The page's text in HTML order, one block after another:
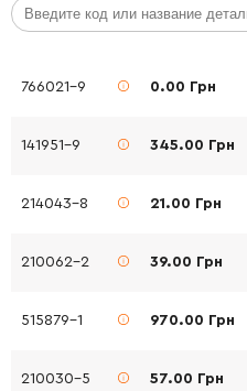
766021-9 0.00 Грн
141951-9 345.00 Грн
214043-8 21.00 Грн
210062-2 39.00 Грн
515879-1 970.00 Грн
210030-5 57.00 Грн